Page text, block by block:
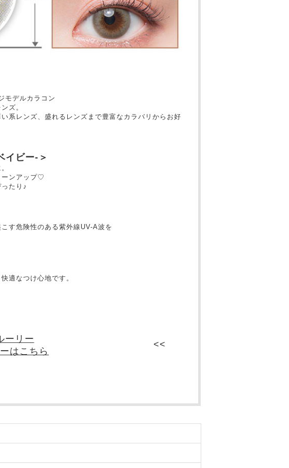
モデルカラコン
ズ。
系レンズ、盛れるレンズまで豊富なカラバリからお好
イビー-＞
ーンアップ♡
たり♪
す危険性のある紫外線UV-A波を
適なつけ心地です。
ーリー
はこちら